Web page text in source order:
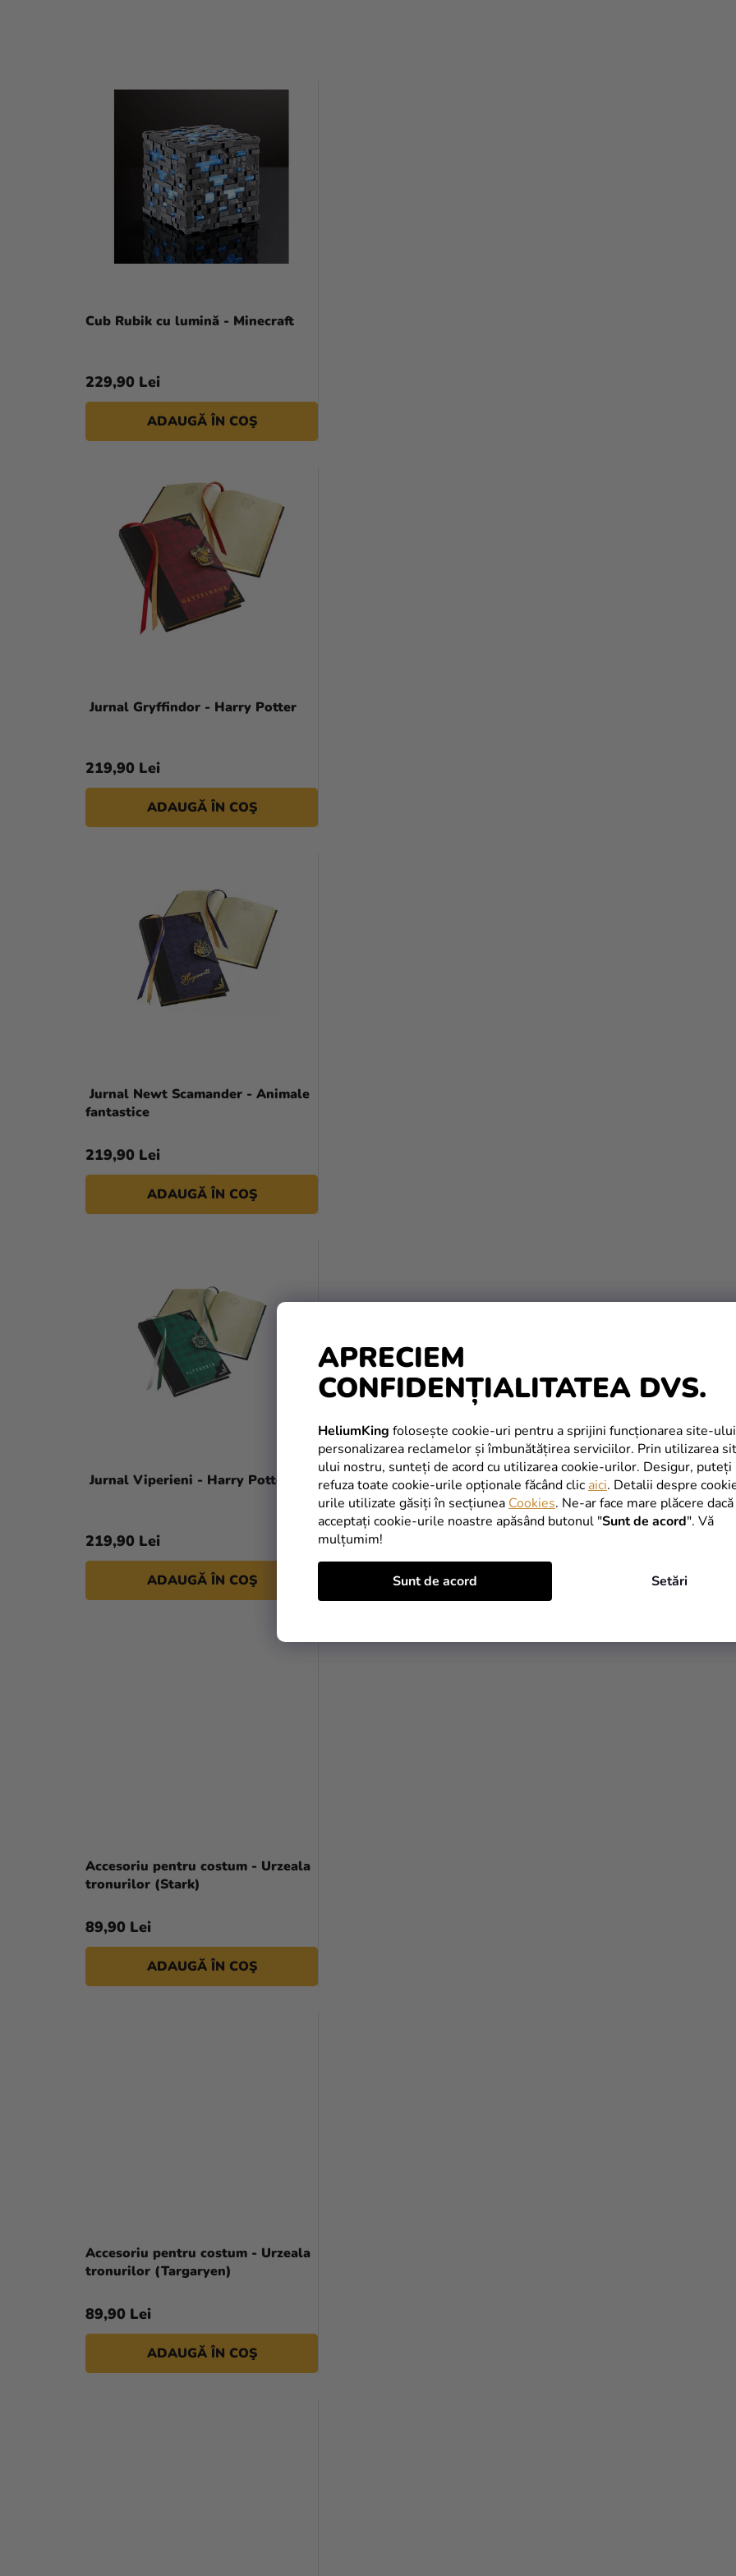
APRECIEM
CONFIDENȚIALITATEA DVS.
HeliumKing folosește cookie-uri pentru a sprijini funcționarea site-
personalizarea reclamelor și îmbunătățirea serviciilor. Prin utilizarea
ului nostru, sunteți de acord cu utilizarea cookie-urilor. Desigur, puteți
refuza toate cookie-urile opționale făcând clic aici. Detalii despre
urile utilizate găsiți în secțiunea Cookies. Ne-ar face mare plăcere dacă
acceptați cookie-urile noastre apăsând butonul "Sunt de acord". Vă
mulțumim!
Setări
Sunt de acord
D
S
E
Cub Rubik cu lumină - Minecraft
229,90 Lei
ADAUGĂ ÎN COŞ
Jurnal Gryffindor - Harry Potter
219,90 Lei
ADAUGĂ ÎN COŞ
Jurnal Newt Scamander - Animale
fantastice
219,90 Lei
ADAUGĂ ÎN COŞ
Jurnal Viperieni - Harry Potter
219,90 Lei
ADAUGĂ ÎN COŞ
Accesoriu pentru costum - Urzeala
tronurilor (Stark)
89,90 Lei
ADAUGĂ ÎN COŞ
Accesoriu pentru costum - Urzeala
tronurilor (Targaryen)
89,90 Lei
ADAUGĂ ÎN COŞ